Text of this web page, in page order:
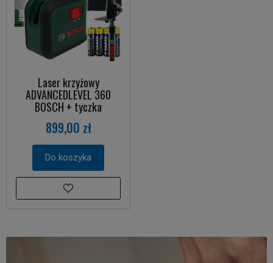
Laser krzyżowy
ADVANCEDLEVEL 360
BOSCH + tyczka
899,00 zł
Do koszyka